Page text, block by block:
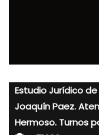
Estudio Jurídico
Joaquín Paez.
Hermoso. Turnos